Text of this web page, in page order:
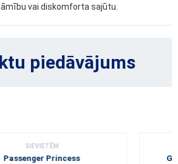
vai diskomforta sajūtu.
piedāvājums
SIEVIETĒM
Passenger Princess